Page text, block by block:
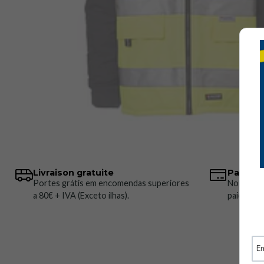
Livraison gratuite
Portes grátis em encomendas superiores
a 80€ + IVA (Exceto ilhas).
Nous
paiement